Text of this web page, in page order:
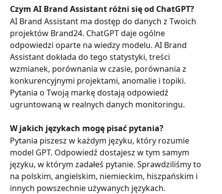
Czym AI Brand Assistant różni się od ChatGPT?
AI Brand Assistant ma dostęp do danych z Twoich
projektów Brand24. ChatGPT daje ogólne
odpowiedzi oparte na wiedzy modelu. AI Brand
Assistant dokłada do tego statystyki, treści
wzmianek, porównania w czasie, porównania z
konkurencyjnymi projektami, anomalie i topiki.
Pytania o Twoją markę dostają odpowiedź
ugruntowaną w realnych danych monitoringu.
W jakich językach mogę pisać pytania?
Pytania piszesz w każdym języku, który rozumie
model GPT. Odpowiedź dostajesz w tym samym
języku, w którym zadałeś pytanie. Sprawdziliśmy to
na polskim, angielskim, niemieckim, hiszpańskim i
innych powszechnie używanych językach.